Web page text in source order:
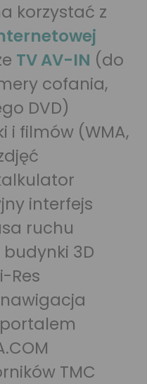
korzystać z
TV AV-IN (do
cofania,
DVD)
i filmów (WMA,
interfejs
ruchu
3D
Res
TMC